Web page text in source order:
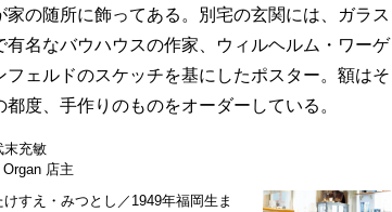
家の随所に飾ってある。別宅の玄関には、ガラス
有名なバウハウスの作家、ウィルヘルム・ワーゲ
フェルドのスケッチを基にしたポスター。額はそ
都度、手作りのものをオーダーしている。
末充敏
店主
けすえ・みつとし／1949年福岡生ま